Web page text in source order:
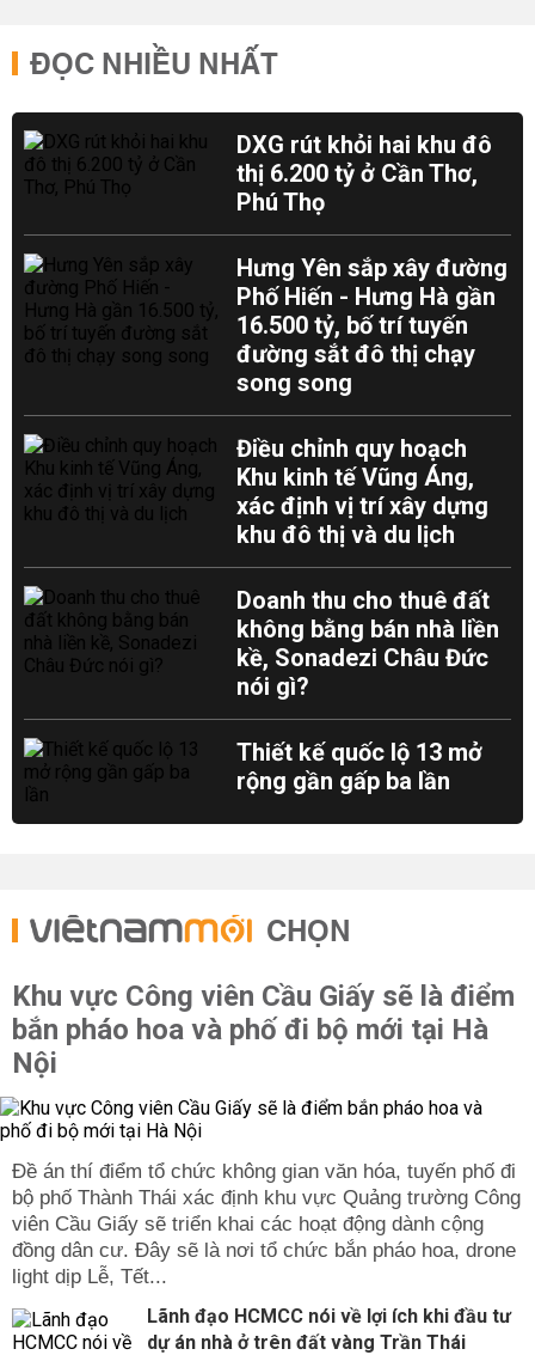
ĐỌC NHIỀU NHẤT
DXG rút khỏi hai khu đô
thị 6.200 tỷ ở Cần Thơ,
Phú Thọ
Hưng Yên sắp xây đường
Phố Hiến - Hưng Hà gần
16.500 tỷ, bố trí tuyến
đường sắt đô thị chạy
song song
Điều chỉnh quy hoạch
Khu kinh tế Vũng Áng,
xác định vị trí xây dựng
khu đô thị và du lịch
Doanh thu cho thuê đất
không bằng bán nhà liền
kề, Sonadezi Châu Đức
nói gì?
Thiết kế quốc lộ 13 mở
rộng gần gấp ba lần
CHỌN
Khu vực Công viên Cầu Giấy sẽ là điểm
bắn pháo hoa và phố đi bộ mới tại Hà
Nội
Đề án thí điểm tổ chức không gian văn hóa, tuyến phố đi
bộ phố Thành Thái xác định khu vực Quảng trường Công
viên Cầu Giấy sẽ triển khai các hoạt động dành cộng
đồng dân cư. Đây sẽ là nơi tổ chức bắn pháo hoa, drone
light dịp Lễ, Tết...
Lãnh đạo HCMCC nói về lợi ích khi đầu tư
dự án nhà ở trên đất vàng Trần Thái